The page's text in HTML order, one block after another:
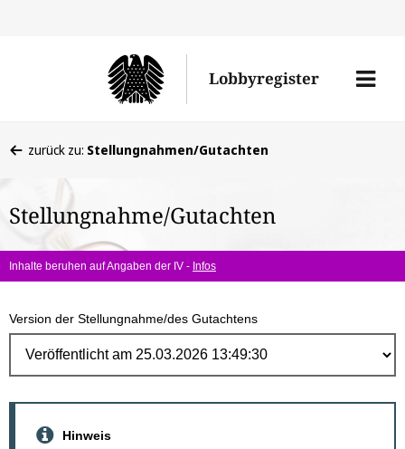
Lobbyregister
Menü
befinden
hier:
zurück zu: Stellungnahmen/Gutachten
Stellungnahme/Gutachten
Inhalte beruhen auf Angaben der IV - Infos
Version der Stellungnahme/des Gutachtens
Hinweis